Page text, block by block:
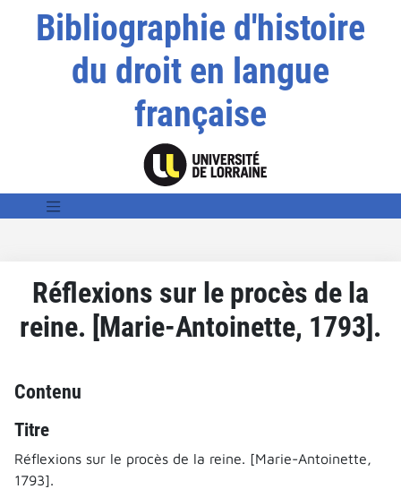
Bibliographie d'histoire
du droit en langue
française
Réflexions sur le procès de la
reine. [Marie-Antoinette, 1793].
Contenu
Titre
Réflexions sur le procès de la reine. [Marie-Antoinette,
1793].